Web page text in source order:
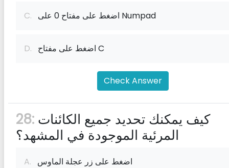
C. اضغط على مفتاح 0 على Numpad
D. اضغط على مفتاح C
Check Answer
28:
المرئية الموجودة في المشهد؟
A. اضغط على زر عجلة الماوس